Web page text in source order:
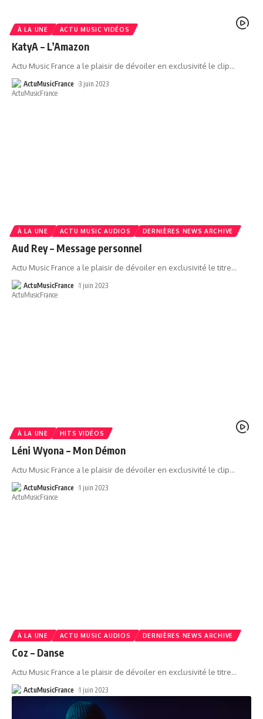
À LA UNE ACTU MUSIC VIDÉOS
KatyA – L’Amazon
Actu Music France a le plaisir de dévoiler en exclusivité le clip…
ActuMusicFrance 3 juin 2023
À LA UNE ACTU MUSIC AUDIOS DERNIÈRES NEWS ARCHIVE
Aud Rey – Message personnel
Actu Music France a le plaisir de dévoiler en exclusivité le titre…
ActuMusicFrance 1 juin 2023
À LA UNE HITS VIDÉOS
Léni Wyona – Mon Démon
Actu Music France a le plaisir de dévoiler en exclusivité le clip…
ActuMusicFrance 1 juin 2023
À LA UNE ACTU MUSIC AUDIOS DERNIÈRES NEWS ARCHIVE
Coz – Danse
Actu Music France a le plaisir de dévoiler en exclusivité le titre…
ActuMusicFrance 1 juin 2023